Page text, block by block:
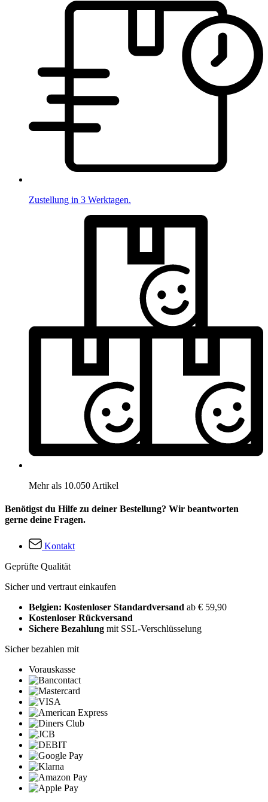
Zustellung in 3 Werktagen.
Mehr als 10.050 Artikel
Benötigst du Hilfe zu deiner Bestellung? Wir beantworten
gerne deine Fragen.
Kontakt
Geprüfte Qualität
Sicher und vertraut einkaufen
Belgien: Kostenloser Standardversand ab € 59,90
Kostenloser Rückversand
Sichere Bezahlung mit SSL-Verschlüsselung
Sicher bezahlen mit
Vorauskasse